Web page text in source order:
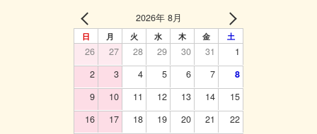
2026年 8月
日 月 火 水 木 金 土
26 27 28 29 30 31
1
2
3 4 5 6 7
8
9
10 11 12 13 14
15
16
17 18 19 20 21
22